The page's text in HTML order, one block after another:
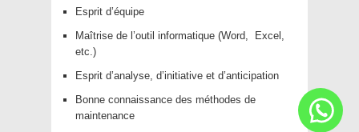
Esprit d’équipe
Maîtrise de l’outil informatique (Word, Excel,
etc.)
Esprit d’analyse, d’initiative et d’anticipation
Bonne connaissance des méthodes de
maintenance